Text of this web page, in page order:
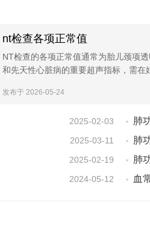
nt检查各项正常值
NT检查的各项正常值通常为胎儿颈项
和先天性心脏病的重要超声指标，需在
发布于 2026-05-24
2025-02-03 肺
2025-03-11 肺
2025-02-19 肺
2024-05-12 血